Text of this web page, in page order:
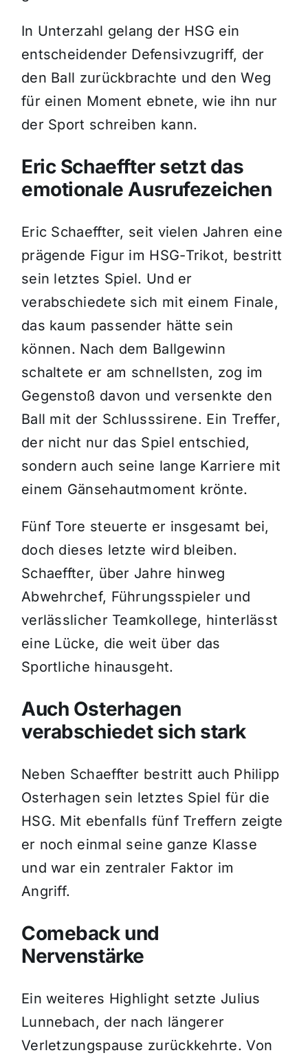
In Unterzahl gelang der HSG ein
entscheidender Defensivzugriff, der
den Ball zurückbrachte und den Weg
für einen Moment ebnete, wie ihn nur
der Sport schreiben kann.
Eric Schaeffter setzt das
emotionale Ausrufezeichen
Eric Schaeffter, seit vielen Jahren eine
prägende Figur im HSG-Trikot, bestritt
sein letztes Spiel. Und er
verabschiedete sich mit einem Finale,
das kaum passender hätte sein
können. Nach dem Ballgewinn
schaltete er am schnellsten, zog im
Gegenstoß davon und versenkte den
Ball mit der Schlusssirene. Ein Treffer,
der nicht nur das Spiel entschied,
sondern auch seine lange Karriere mit
einem Gänsehautmoment krönte.
Fünf Tore steuerte er insgesamt bei,
doch dieses letzte wird bleiben.
Schaeffter, über Jahre hinweg
Abwehrchef, Führungsspieler und
verlässlicher Teamkollege, hinterlässt
eine Lücke, die weit über das
Sportliche hinausgeht.
Auch Osterhagen
verabschiedet sich stark
Neben Schaeffter bestritt auch Philipp
Osterhagen sein letztes Spiel für die
HSG. Mit ebenfalls fünf Treffern zeigte
er noch einmal seine ganze Klasse
und war ein zentraler Faktor im
Angriff.
Comeback und
Nervenstärke
Ein weiteres Highlight setzte Julius
Lunnebach, der nach längerer
Verletzungspause zurückkehrte. Von